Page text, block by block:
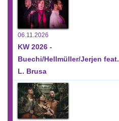
06.11.2026
KW 2026 -
Buechi/Hellmüller/Jerjen feat.
L. Brusa